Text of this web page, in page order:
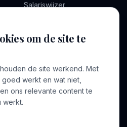
Salariswijzer
Profiel aanmaken
om de site te
de site werkend. Met
werkt en wat niet,
ons relevante content te
werkt.